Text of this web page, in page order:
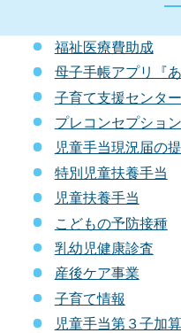
福祉医療費助成
母子手帳アプリ『
子育て支援センタ
プレコンセプショ
児童手当現況届の
特別児童扶養手当
児童扶養手当
こどもの予防接種
乳幼児健康診査
産後ケア事業
子育て情報
児童手当第３子加